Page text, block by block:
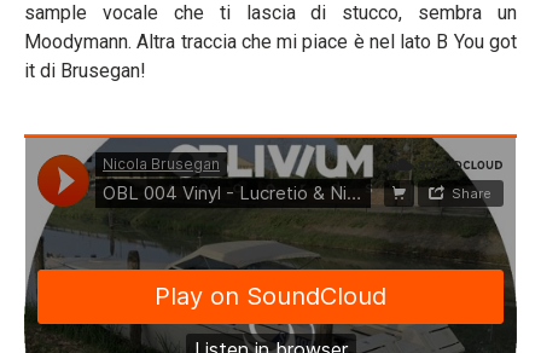
sample vocale che ti lascia di stucco, sembra un
Moodymann. Altra traccia che mi piace è nel lato B You got
it di Brusegan!